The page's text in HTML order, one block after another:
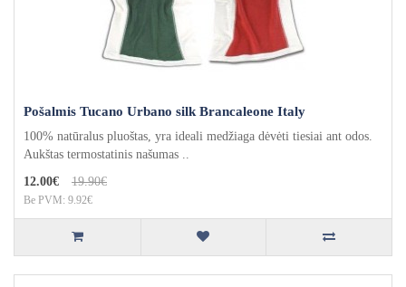
Pošalmis Tucano Urbano silk Brancaleone Italy
100% natūralus pluoštas, yra ideali medžiaga dėvėti tiesiai ant odos.
Aukštas termostatinis našumas ..
12.00€
19.90€
Be PVM: 9.92€